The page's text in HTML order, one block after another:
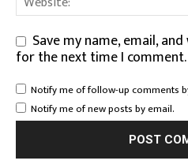
Save my name, email,
for the next time I comment.
Notify me of follow-up comments
Notify me of new posts by email.